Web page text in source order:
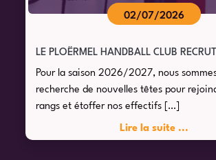
02/07/2026
LE PLOËRMEL HANDBALL CLUB
Pour la saison 2026/2027, nous
recherche de nouvelles têtes pour
rangs et étoffer nos effectifs […]
Lire la suite ...